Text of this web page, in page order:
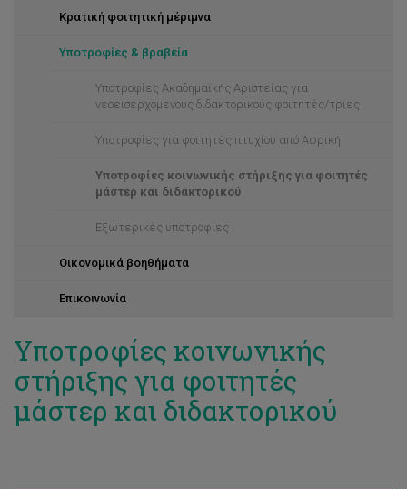
Κρατική φοιτητική μέριμνα
Υποτροφίες & βραβεία
Υποτροφίες Ακαδημαϊκής Αριστείας για
νεοεισερχόμενους διδακτορικούς φοιτητές/τριες
Υποτροφίες για φοιτητές πτυχίου από Αφρική
Υποτροφίες κοινωνικής στήριξης για φοιτητές
μάστερ και διδακτορικού
Εξωτερικές υποτροφίες
Οικονομικά βοηθήματα
Επικοινωνία
Υποτροφίες κοινωνικής
στήριξης για φοιτητές
μάστερ και διδακτορικού